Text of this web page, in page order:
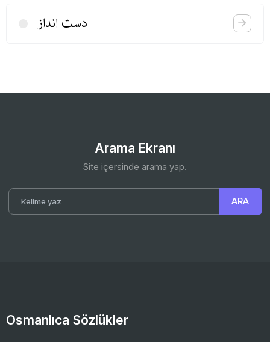
دست انداز
Arama Ekranı
Site içersinde arama yap.
Osmanlıca Sözlükler